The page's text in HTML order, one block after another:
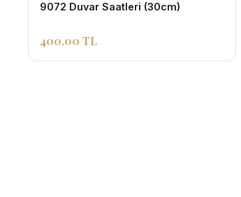
9072 Duvar Saatleri (30cm)
400,00 TL